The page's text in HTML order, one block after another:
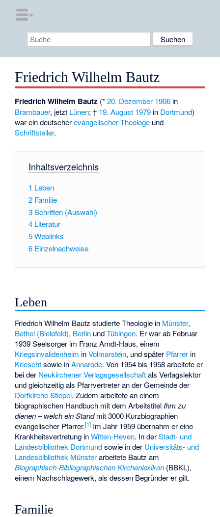
Friedrich Wilhelm Bautz
Friedrich Wilhelm Bautz (*20. Dezember 1906 in
Brambauer, jetzt Lünen; † 19. August 1979 in Dortmund)
war ein deutscherevangelischer Theologe und
Schriftsteller.
Inhaltsverzeichnis
1 Leben
2 Familie
3Schriften (Auswahl)
4 Literatur
5Weblinks
6 Einzelnachweise
Leben
Friedrich Wilhelm Bautz studierte Theologie in Münster,
Bethel (Bielefeld), Berlin undTübingen. Er war ab Februar
1939 Seelsorger im Franz Arndt-Haus, einem
Kriegsinvalidenheim inVolmarstein, und später Pfarrer in
Krieschtsowie inAnnarode. Von 1954 bis 1958 arbeitete er
bei der Neukirchener Verlagsgesellschaftals Verlagslektor
und gleichzeitig als Pfarrvertreter an der Gemeinde der
Dorfkirche Stiepel. Zudem arbeitete an einem
biographischen Handbuch mit dem ArbeitstitelIhm zu
dienen – welch ein Standmit 3000 Kurzbiographien
evangelischer Pfarrer.[1] Im Jahr 1959 übernahm er eine
Krankheitsvertretung inWitten-Heven. In derStadt- und
Landesbibliothek Dortmundsowie in der Universitäts- und
Landesbibliothek Münsterarbeitete Bautz am
Biographisch-Bibliographischen Kirchenlexikon (BBKL),
einem Nachschlagewerk, als dessen Begründer er gilt.
Familie